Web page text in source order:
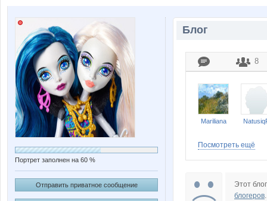
Портрет заполнен на 60 %
Отправить приватное сообщение
Блог
8
Mariliana
Посмотреть ещё
Этот
блогеров.